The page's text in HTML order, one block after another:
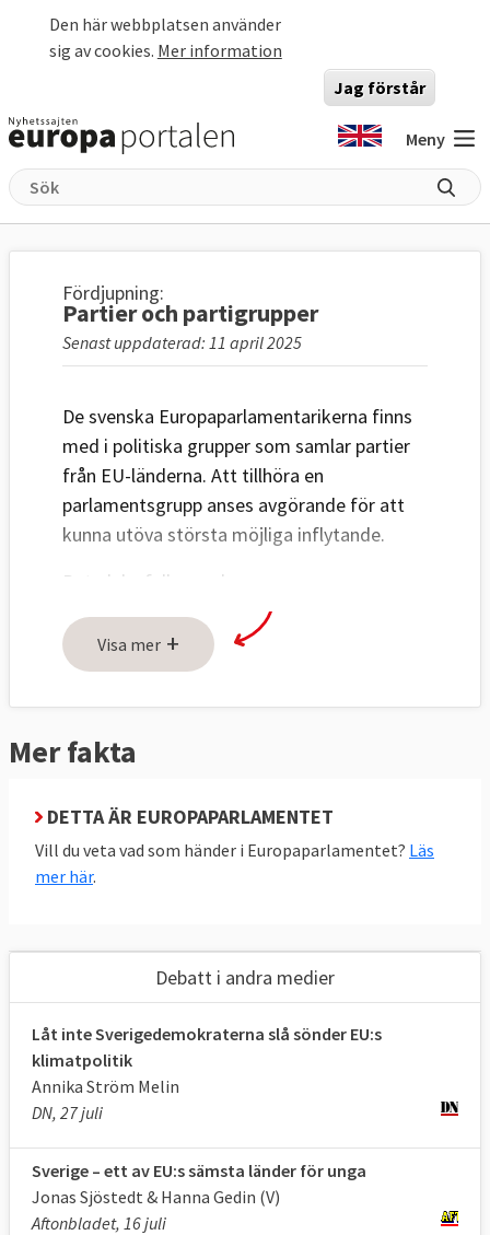
Den här webbplatsen använder
sig av cookies. Mer information
Jag förstår
Meny
Fördjupning:
Partier och partigrupper
Senast uppdaterad: 11 april 2025
De svenska Europaparlamentarikerna finns
med i politiska grupper som samlar partier
från EU-länderna. Att tillhöra en
parlamentsgrupp anses avgörande för att
kunna utöva största möjliga inflytande.
Betydelsefulla uppdrag, som
utskottsordförande eller rapportör
(föredragande) för en viktig fråga, fördelas
efter partigruppernas storlek. De större
bidrag av parlamentet efter storlek.
När Europaparlamentet ska fatta beslut
grupperna. Även om grupperna samordnar
Att vara största parti i Europaparlamentet
ger både mer politiskt inflytande och
ekonomiskt stöd men också i praktiken
möjligheten att utse vem som ska få den
inflytelserika posten som EU-
kommissionens ordförande.
Åtta partigrupper i storleksordning
Visa mer +
Mer fakta
DETTA ÄR EUROPAPARLAMENTET
Vill du veta vad som händer i Europaparlamentet? Läs
mer här.
Debatt i andra medier
Låt inte Sverigedemokraterna slå sönder EU:s
klimatpolitik
Annika Ström Melin
DN, 27 juli
Sverige – ett av EU:s sämsta länder för unga
Jonas Sjöstedt & Hanna Gedin (V)
Aftonbladet, 16 juli